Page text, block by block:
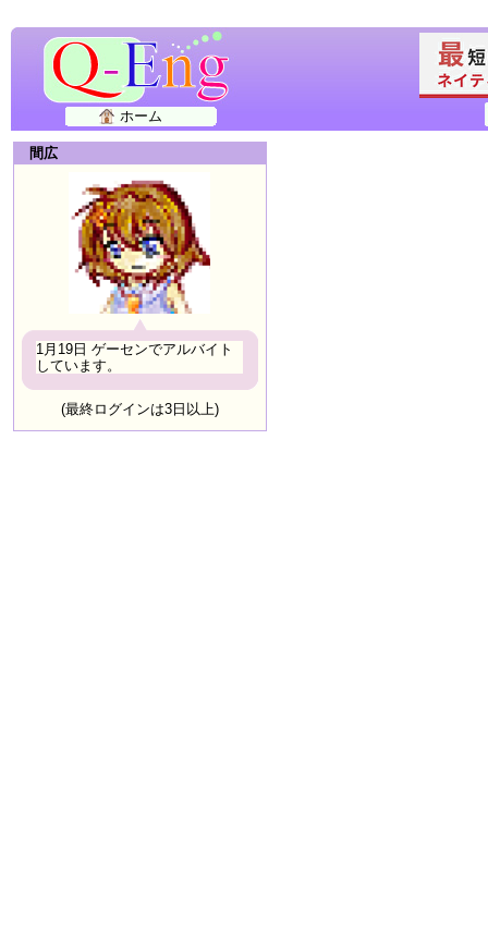
ホーム
間広
1月19日 ゲーセンでアルバイト
しています。
(最終ログインは3日以上)